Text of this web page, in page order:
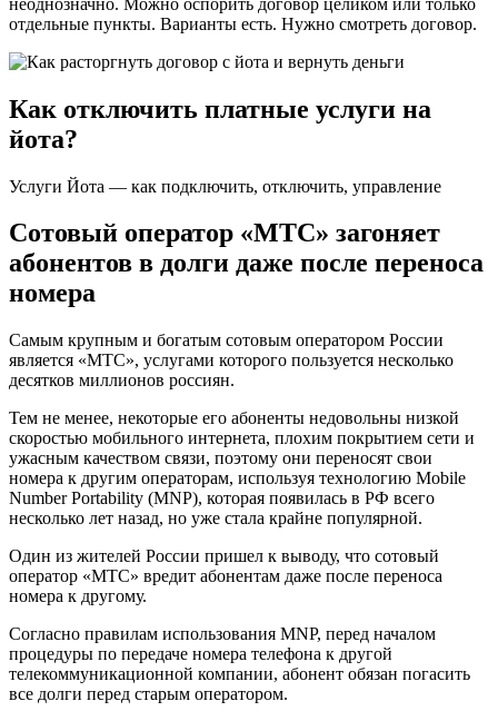
отдельные пункты. Варианты есть. Нужно смотреть договор.
Как отключить платные услуги на
йота?
Услуги Йота — как подключить, отключить, управление
Сотовый оператор «МТС» загоняет
абонентов в долги даже после переноса
номера
Самым крупным и богатым сотовым оператором России
является «МТС», услугами которого пользуется несколько
десятков миллионов россиян.
Тем не менее, некоторые его абоненты недовольны низкой
скоростью мобильного интернета, плохим покрытием сети и
ужасным качеством связи, поэтому они переносят свои
номера к другим операторам, используя технологию Mobile
Number Portability (MNP), которая появилась в РФ всего
несколько лет назад, но уже стала крайне популярной.
Один из жителей России пришел к выводу, что сотовый
оператор «МТС» вредит абонентам даже после переноса
номера к другому.
Согласно правилам использования MNP, перед началом
процедуры по передаче номера телефона к другой
телекоммуникационной компании, абонент обязан погасить
все долги перед старым оператором.